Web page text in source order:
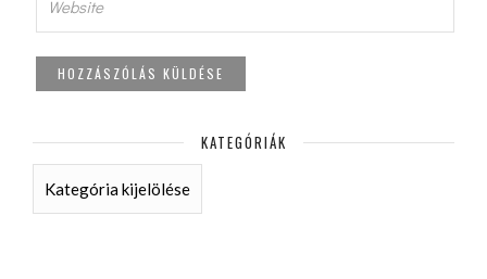
KATEGÓRIÁK
KATEGÓRIÁK